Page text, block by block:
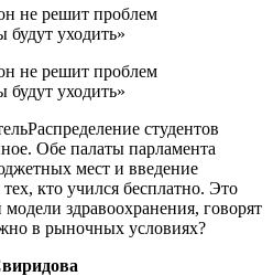
студентов
Обе палаты парламента
мест и введение
кто учился бесплатно. Это
здравоохранения, говорят
в рыночных условиях?